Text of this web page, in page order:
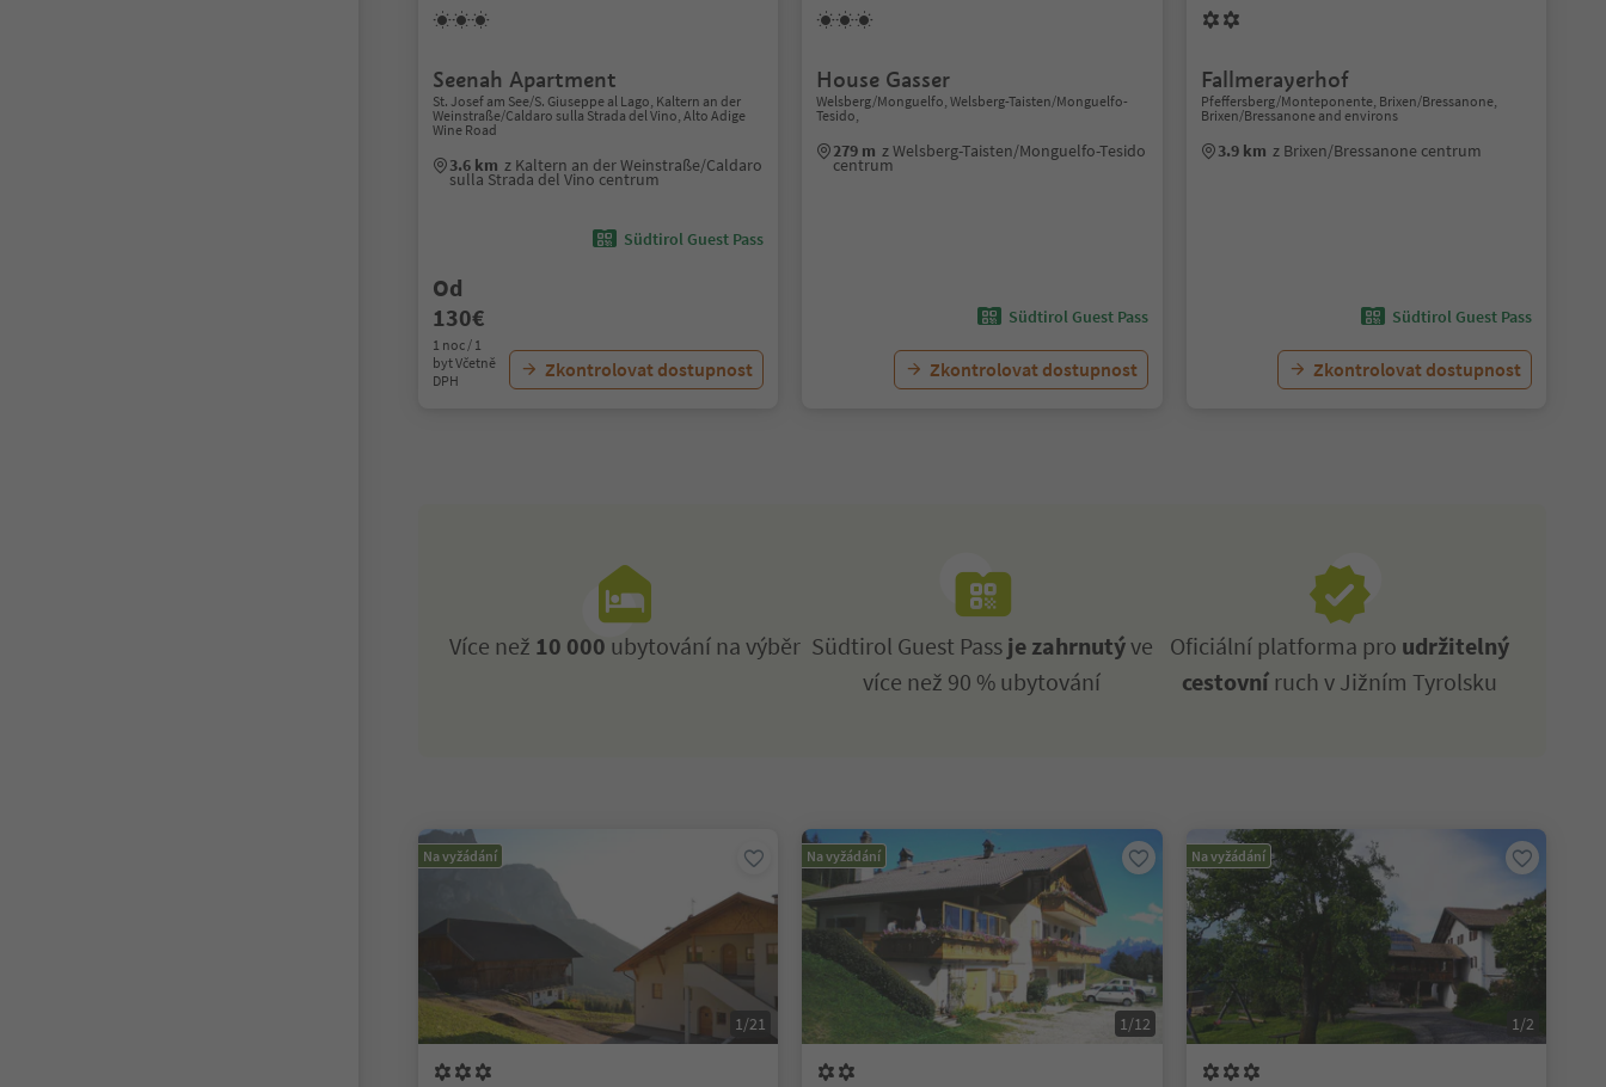
Seenah Apartment
St. Josef am See/S. Giuseppe al Lago, Kaltern an der
Weinstraße/Caldaro sulla Strada del Vino, Alto Adige
Wine Road
3.6 km z Kaltern an der Weinstraße/Caldaro
sulla Strada del Vino centrum
Südtirol Guest Pass
Od
130€
1 noc / 1
byt Včetně
DPH
Zkontrolovat dostupnost
House Gasser
Welsberg/Monguelfo, Welsberg-Taisten/Monguelfo-
Tesido,
279 m z Welsberg-Taisten/Monguelfo-Tesido
centrum
Südtirol Guest Pass
Zkontrolovat dostupnost
Fallmerayerhof
Pfeffersberg/Monteponente, Brixen/Bressanone,
Brixen/Bressanone and environs
3.9 km z Brixen/Bressanone centrum
Südtirol Guest Pass
Zkontrolovat dostupnost
Více než 10 000 ubytování na výběr Südtirol Guest Passje zahrnutýve
více než 90 % ubytování
Oficiální platforma pro udržitelný
cestovníruch v Jižním Tyrolsku
Na vyžádání
1/21
Na vyžádání
1/12
Na vyžádání
1/2